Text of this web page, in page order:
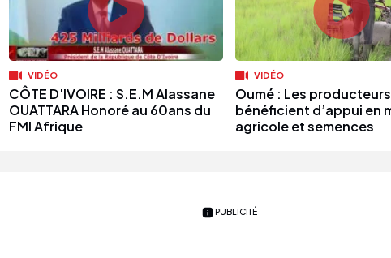
VIDÉO
CÔTE D'IVOIRE : S.E.M Alassane
OUATTARA Honoré au 60ans du
FMI Afrique
VIDÉO
Oumé : Les
bénéficient d’appui en
agricole et semences
PUBLICITÉ